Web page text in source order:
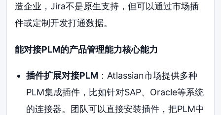
造企业，Jira不是原生支持，但可以通过市场插
件或定制开发打通数据。
能对接PLM的产品管理能力核心能力
插件扩展对接PLM：Atlassian市场提供多种
PLM集成插件，比如针对SAP、Oracle等系统
的连接器。团队可以直接安装插件，把PLM中